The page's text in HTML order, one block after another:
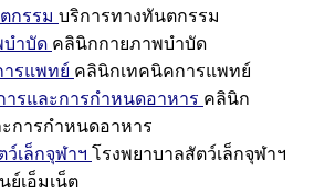
กรรม บริการทางทันตกรรม
ำบัด คลินิกกายภาพบำบัด
รแพทย์ คลินิกเทคนิคการแพทย์
รและการกำหนดอาหาร คลินิก
การกำหนดอาหาร
ว์เล็กจุฬาฯ โรงพยาบาลสัตว์เล็กจุฬาฯ
ย์เอ็มเน็ต